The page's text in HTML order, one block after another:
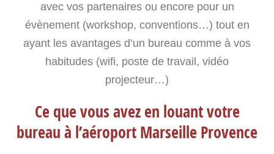
avec vos partenaires ou encore pour un
évènement (workshop, conventions…) tout en
ayant les avantages d’un bureau comme à vos
habitudes (wifi, poste de travail, vidéo
projecteur…)
Ce que vous avez en louant votre
bureau à l’aéroport Marseille Provence